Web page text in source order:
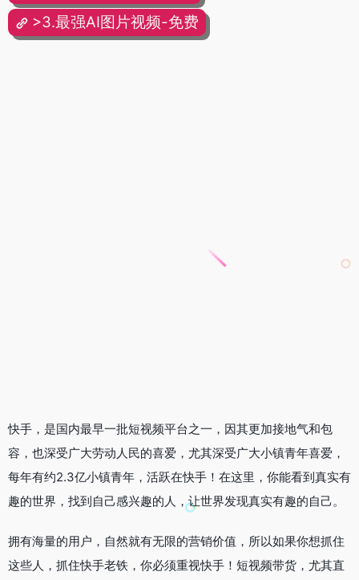
>3.最强AI图片视频-免费
快手，是国内最早一批短视频平台之一，因其更加接地气和包
容，也深受广大劳动人民的喜爱，尤其深受广大小镇青年喜爱，
每年有约2.3亿小镇青年，活跃在快手！在这里，你能看到真实有
趣的世界，找到自己感兴趣的人，让世界发现真实有趣的自己。
拥有海量的用户，自然就有无限的营销价值，所以如果你想抓住
这些人，抓住快手老铁，你必须重视快手！短视频带货，尤其直